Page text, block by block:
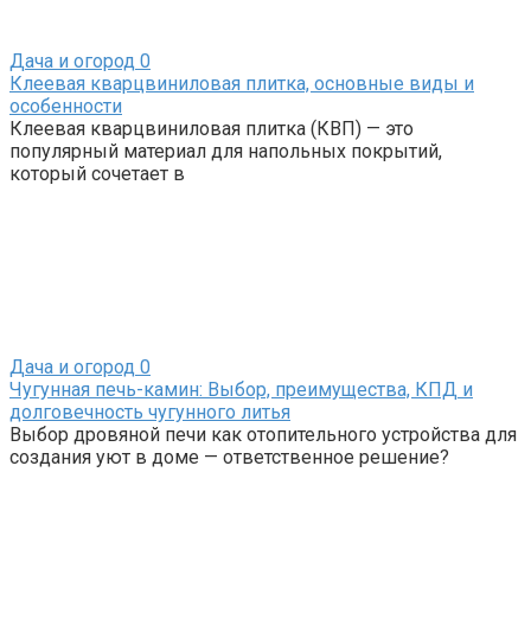
Дача и огород 0
Клеевая кварцвиниловая плитка, основные виды и
особенности
Клеевая кварцвиниловая плитка (КВП) — это
популярный материал для напольных покрытий,
который сочетает в
Дача и огород 0
Чугунная печь-камин: Выбор, преимущества, КПД и
долговечность чугунного литья
Выбор дровяной печи как отопительного устройства для
создания уют в доме — ответственное решение?